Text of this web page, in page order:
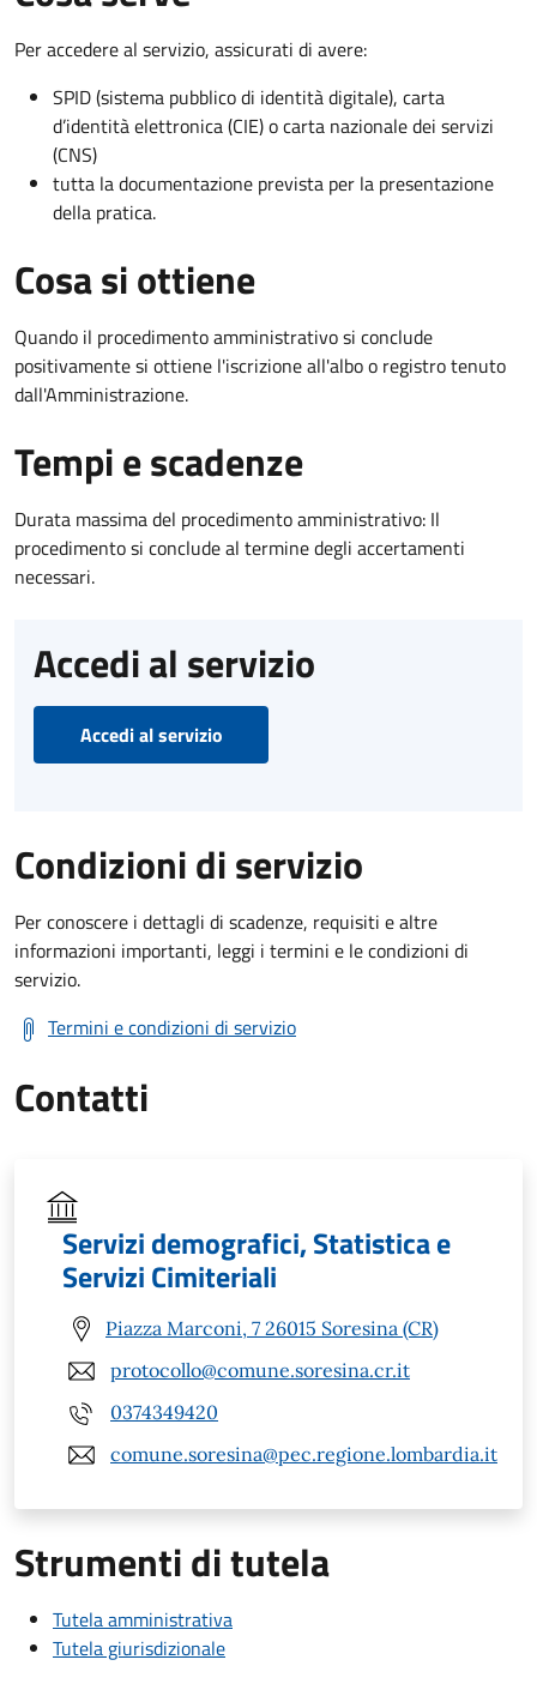
Per accedere al servizio, assicurati di avere:
SPID (sistema pubblico di identità digitale), carta
d’identità elettronica (CIE) o carta nazionale dei servizi
(CNS)
tutta la documentazione prevista per la presentazione
della pratica.
Cosa si ottiene
Quando il procedimento amministrativo si conclude
positivamente si ottiene l'iscrizione all'albo o registro tenuto
dall'Amministrazione.
Tempi e scadenze
Durata massima del procedimento amministrativo: Il
procedimento si conclude al termine degli accertamenti
necessari.
Accedi al servizio
Accedi al servizio
Condizioni di servizio
Per conoscere i dettagli di scadenze, requisiti e altre
informazioni importanti, leggi i termini e le condizioni di
servizio.
Termini e condizioni di servizio
Contatti
Servizi demografici, Statistica e
Servizi Cimiteriali
Piazza Marconi, 7 26015 Soresina (CR)
protocollo@comune.soresina.cr.it
0374349420
comune.soresina@pec.regione.lombardia.it
Strumenti di tutela
Tutela amministrativa
Tutela giurisdizionale